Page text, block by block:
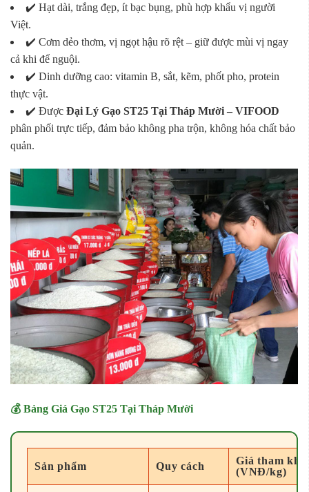
✔️ Hạt dài, trắng đẹp, ít bạc bụng, phù hợp khẩu vị người
Việt.
✔️ Cơm dẻo thơm, vị ngọt hậu rõ rệt – giữ được mùi vị ngay
cả khi để nguội.
✔️ Dinh dưỡng cao: vitamin B, sắt, kẽm, phốt pho, protein
thực vật.
✔️ Được Đại Lý Gạo ST25 Tại Tháp Mười – VIFOOD
phân phối trực tiếp, đảm bảo không pha trộn, không hóa chất bảo
quản.
💰 Bảng Giá Gạo ST25 Tại Tháp Mười
Sản phẩm Quy cách
Giá tham
(VNĐ/kg)